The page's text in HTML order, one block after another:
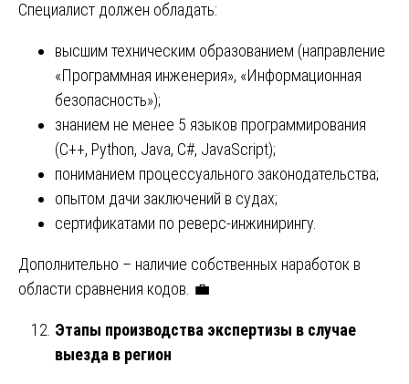
Специалист должен обладать:
высшим техническим образованием (направление
«Программная инженерия», «Информационная
безопасность»);
знанием не менее 5 языков программирования
(C++, Python, Java, C#, JavaScript);
пониманием процессуального законодательства;
опытом дачи заключений в судах;
сертификатами по реверс-инжинирингу.
Дополнительно – наличие собственных наработок в
области сравнения кодов. 💼
Этапы производства экспертизы в случае
выезда в регион